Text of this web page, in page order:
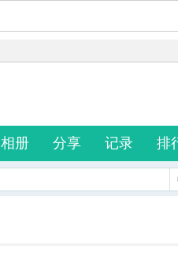
相册 分享 记录 排